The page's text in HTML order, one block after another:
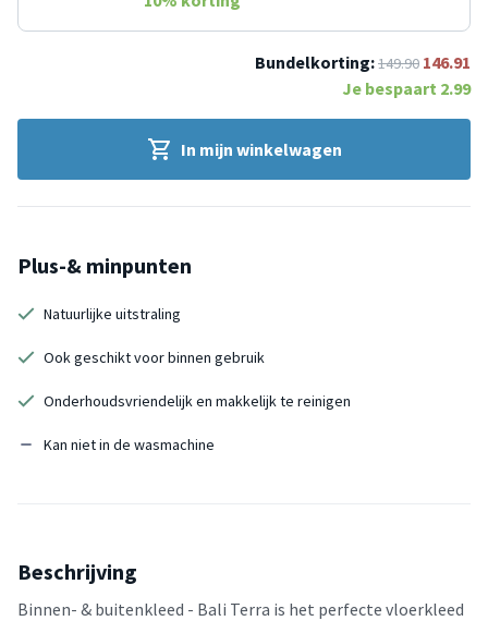
Bundelkorting:149.90 146.91
Je bespaart 2.99
In mijn winkelwagen
Plus-& minpunten
Natuurlijke uitstraling
Ook geschikt voor binnen gebruik
Onderhoudsvriendelijk en makkelijk te reinigen
Kan niet in de wasmachine
Beschrijving
Binnen- & buitenkleed - Bali Terra is het perfecte vloerkleed